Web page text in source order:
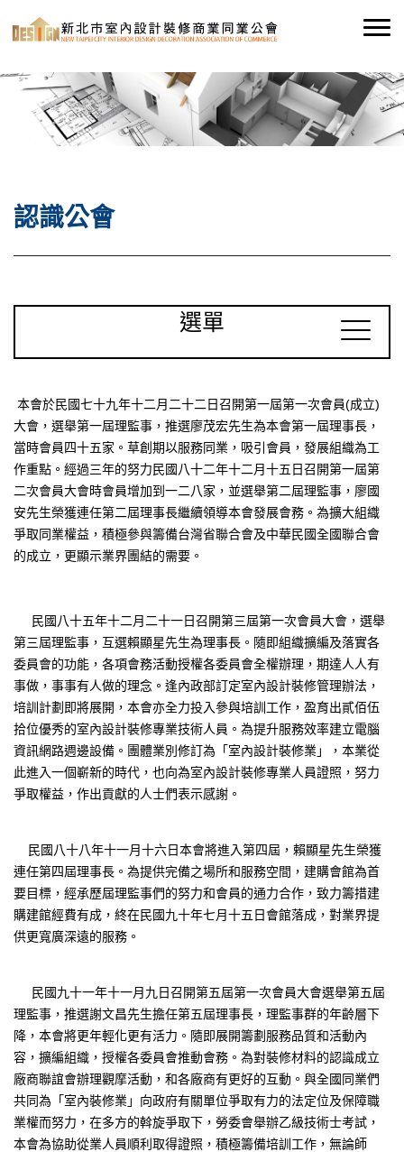
認識公會
選單
本會於民國七十九年十二月二十二日召開第一屆第一次會員(成立)
大會，選舉第一屆理監事，推選廖茂宏先生為本會第一屆理事長，
當時會員四十五家。草創期以服務同業，吸引會員，發展組織為工
作重點。經過三年的努力民國八十二年十二月十五日召開第一屆第
二次會員大會時會員增加到一二八家，並選舉第二屆理監事，廖國
安先生榮獲連任第二屆理事長繼續領導本會發展會務。為擴大組織
爭取同業權益，積極參與籌備台灣省聯合會及中華民國全國聯合會
的成立，更顯示業界團結的需要。
民國八十五年十二月二十一日召開第三屆第一次會員大會，選舉
第三屆理監事，互選賴顯星先生為理事長。隨即組織擴編及落實各
委員會的功能，各項會務活動授權各委員會全權辦理，期達人人有
事做，事事有人做的理念。逢內政部訂定室內設計裝修管理辦法，
培訓計劃即將展開，本會亦全力投入參與培訓工作，盈育出貳佰伍
拾位優秀的室內設計裝修專業技術人員。為提升服務效率建立電腦
資訊網路週邊設備。團體業別修訂為「室內設計裝修業」，本業從
此進入一個嶄新的時代，也向為室內設計裝修專業人員證照，努力
爭取權益，作出貢獻的人士們表示感謝。
民國八十八年十一月十六日本會將進入第四屆，賴顯星先生榮獲
連任第四屆理事長。為提供完備之場所和服務空間，建購會館為首
要目標，經承歷屆理監事們的努力和會員的通力合作，致力籌措建
購建館經費有成，終在民國九十年七月十五日會館落成，對業界提
供更寬廣深遠的服務。
民國九十一年十一月九日召開第五屆第一次會員大會選舉第五屆
理監事，推選謝文昌先生擔任第五屆理事長，理監事群的年齡層下
降，本會將更年輕化更有活力。隨即展開籌劃服務品質和活動內
容，擴編組織，授權各委員會推動會務。為對裝修材料的認識成立
廠商聯誼會辦理觀摩活動，和各廠商有更好的互動。與全國同業們
共同為「室內裝修業」向政府有關單位爭取有力的法定位及保障職
業權而努力，在多方的斡旋爭取下，勞委會舉辦乙級技術士考試，
本會為協助從業人員順利取得證照，積極籌備培訓工作，無論師